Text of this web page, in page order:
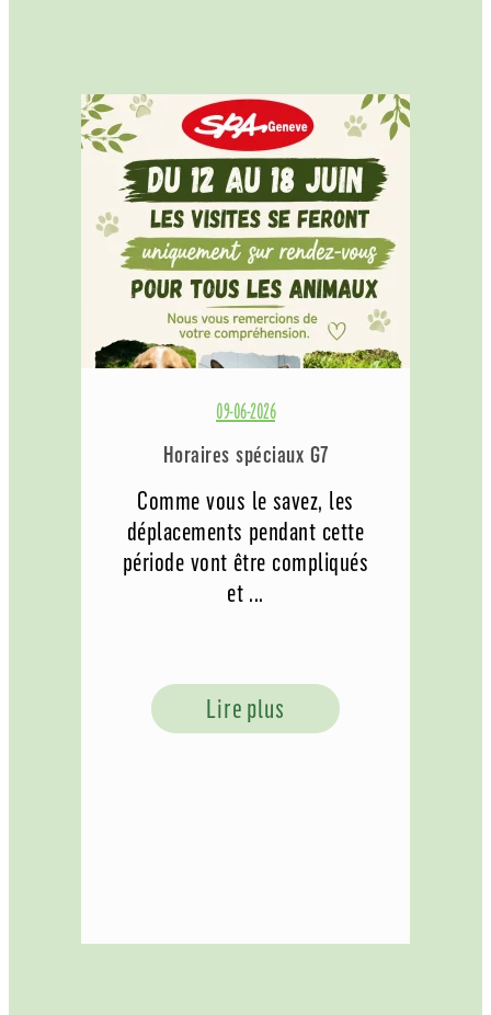
09-06-2026
Horaires spéciaux G7
Comme vous le savez, les
déplacements pendant cette
période vont être compliqués
et ...
Lire plus